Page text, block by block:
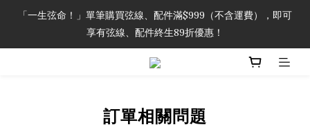
「一生弦命！」單筆購買弦線、配件滿$999（不含運費），即可
享有弦線、配件終生89折優惠！
「一生弦命！」單筆購買弦線、配件滿$999（不含運費），即可
享有弦線、配件終生89折優惠！
加入會員即領2000元購物金。 加入購物車查看更多折扣！
「一生弦命！」單筆購買弦線、配件滿$999（不含運費），即可
享有弦線、配件終生89折優惠！
訂單相關問題